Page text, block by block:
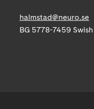
halmstad@neuro.se
BG 5778-7459